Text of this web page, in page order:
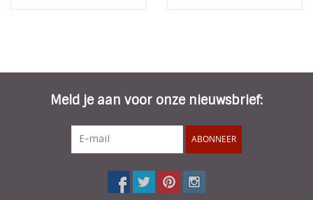
Meld je aan voor onze nieuwsbrief:
ABONNEER